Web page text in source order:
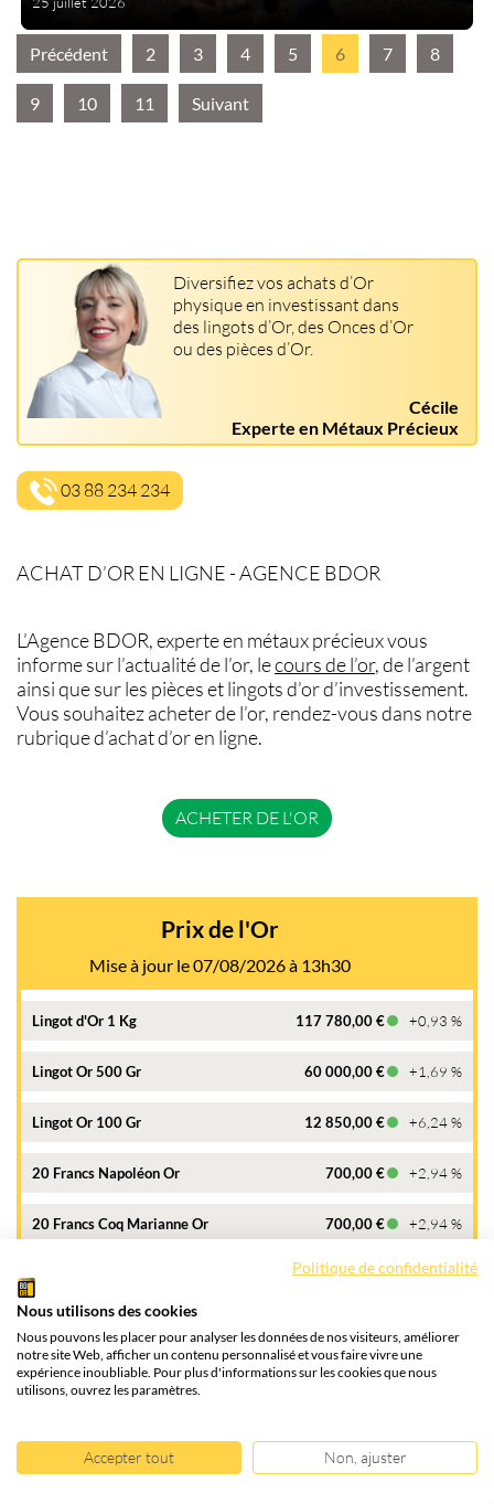
Précédent 2 3 4 5 6 7 8
9 10 11 Suivant
Diversifiez vos achats d’Or
physique en investissant dans
des lingots d’Or, des Onces d’Or
ou des pièces d’Or.
Cécile
Experte en Métaux Précieux
03 88 234 234
ACHAT D’OR EN LIGNE - AGENCE BDOR
L’Agence BDOR, experte en métaux précieuxvous
informe sur l’actualité de l’or, lecours de l’or, de l’argent
ainsi que sur les pièces et lingots d’ord’investissement.
Vous souhaitez acheter de l’or, rendez-vous dans notre
rubrique d’achat d’or en ligne.
ACHETER DE L'OR
Prix de l'Or
Mise à jour le 07/08/2026 à 13h30
Lingot d'Or 1 Kg 117 780,00 € +0,93 %
Lingot Or 500 Gr 60 000,00 € +1,69 %
Lingot Or 100 Gr 12 850,00 € +6,24 %
20 Francs Napoléon Or 700,00 € +2,94 %
20 Francs Coq Marianne Or 700,00 € +2,94 %
20 Francs Suisse Or 698,00 € +1,16 %
Souverain Or 880,00 € +1,15 %
TOUS LES COURS DE L'OR
Politique de confidentialité
Nous utilisons des cookies
Nous pouvons les placer pour analyser les données de nos visiteurs, améliorer
notre site Web, afficher un contenu personnalisé et vous faire vivre une
expérience inoubliable. Pour plus d'informations sur les cookies que nous
utilisons, ouvrez les paramètres.
Accepter tout Non, ajuster